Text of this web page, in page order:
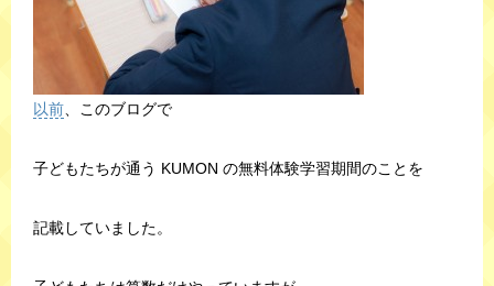
以前、このブログで
子どもたちが通う KUMON の無料体験学習期間のことを
記載していました。